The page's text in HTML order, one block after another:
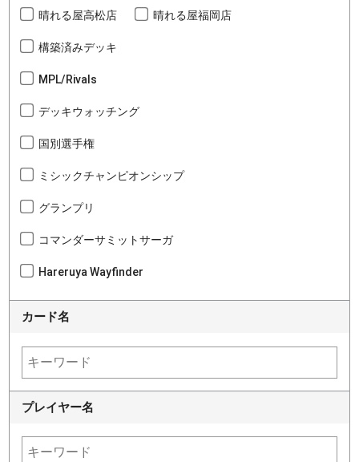
晴れる屋高松店 晴れる屋福岡店
構築済みデッキ
MPL/Rivals
デッキウォッチング
国別選手権
ミシックチャンピオンシップ
グランプリ
コマンダーサミットサーガ
Hareruya Wayfinder
カード名
プレイヤー名